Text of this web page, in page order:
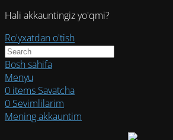
Hali akkauntingiz yo'qmi?
Ro'yxatdan o'tish
Bosh sahifa
Menyu
0 items Savatcha
0 Sevimlilarim
Mening akkauntim